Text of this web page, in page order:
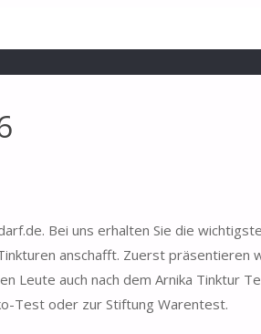
Bei uns erhalten Sie die
anschafft. Zuerst präsentieren
Leute auch nach dem Arnika Tinktur
Test oder zur Stiftung Warentest.